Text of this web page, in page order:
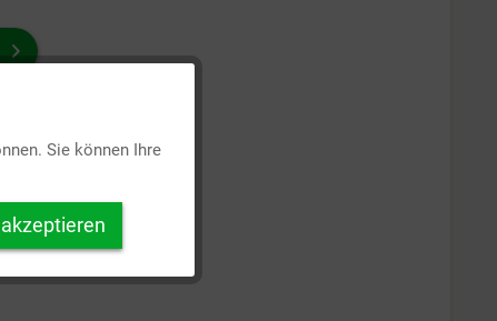
Inaktiv
Sie können Ihre